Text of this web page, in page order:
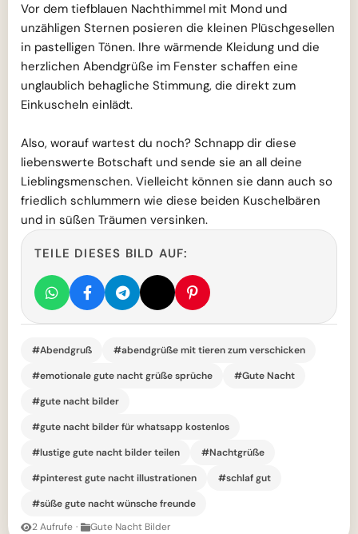
Vor dem tiefblauen Nachthimmel mit Mond und
unzähligen Sternen posieren die kleinen Plüschgesellen
in pastelligen Tönen. Ihre wärmende Kleidung und die
herzlichen Abendgrüße im Fenster schaffen eine
unglaublich behagliche Stimmung, die direkt zum
Einkuscheln einlädt.
Also, worauf wartest du noch? Schnapp dir diese
liebenswerte Botschaft und sende sie an all deine
Lieblingsmenschen. Vielleicht können sie dann auch so
friedlich schlummern wie diese beiden Kuschelbären
und in süßen Träumen versinken.
TEILE DIESES BILD AUF:
#Abendgruß
#abendgrüße mit tieren zum verschicken
#emotionale gute nacht grüße sprüche
#Gute Nacht
#gute nacht bilder
#gute nacht bilder für whatsapp kostenlos
#lustige gute nacht bilder teilen
#Nachtgrüße
#pinterest gute nacht illustrationen
#schlaf gut
#süße gute nacht wünsche freunde
2 Aufrufe · Gute Nacht Bilder